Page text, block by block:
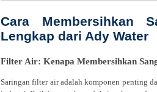
Cara Membersihkan
Lengkap dari Ady Water
Filter Air: Kenapa Membersihkan
Saringan filter air adalah komponen penting